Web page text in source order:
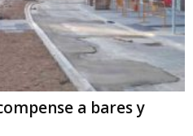
a bares y